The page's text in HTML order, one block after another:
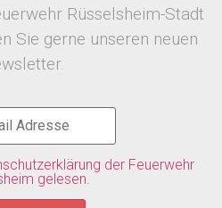
Rüsselsheim-Stadt
Sie gerne unseren neuen
der Feuerwehr
gelesen.